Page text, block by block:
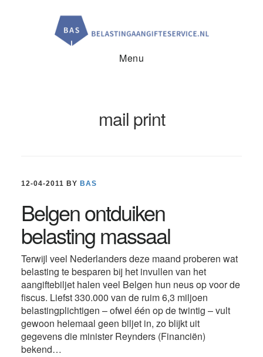
Menu
mail print
12-04-2011 BY BAS
Belgen ontduiken
belasting massaal
Terwijl veel Nederlanders deze maand proberen wat
belasting te besparen bij het invullen van het
aangiftebiljet halen veel Belgen hun neus op voor de
fiscus. Liefst 330.000 van de ruim 6,3 miljoen
belastingplichtigen – ofwel één op de twintig – vult
gewoon helemaal geen biljet in, zo blijkt uit
gegevens die minister Reynders (Financiën)
bekend…